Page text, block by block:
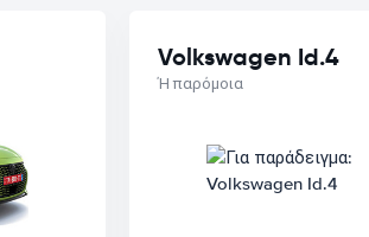
Volkswagen Id.4
Ή παρόμοια